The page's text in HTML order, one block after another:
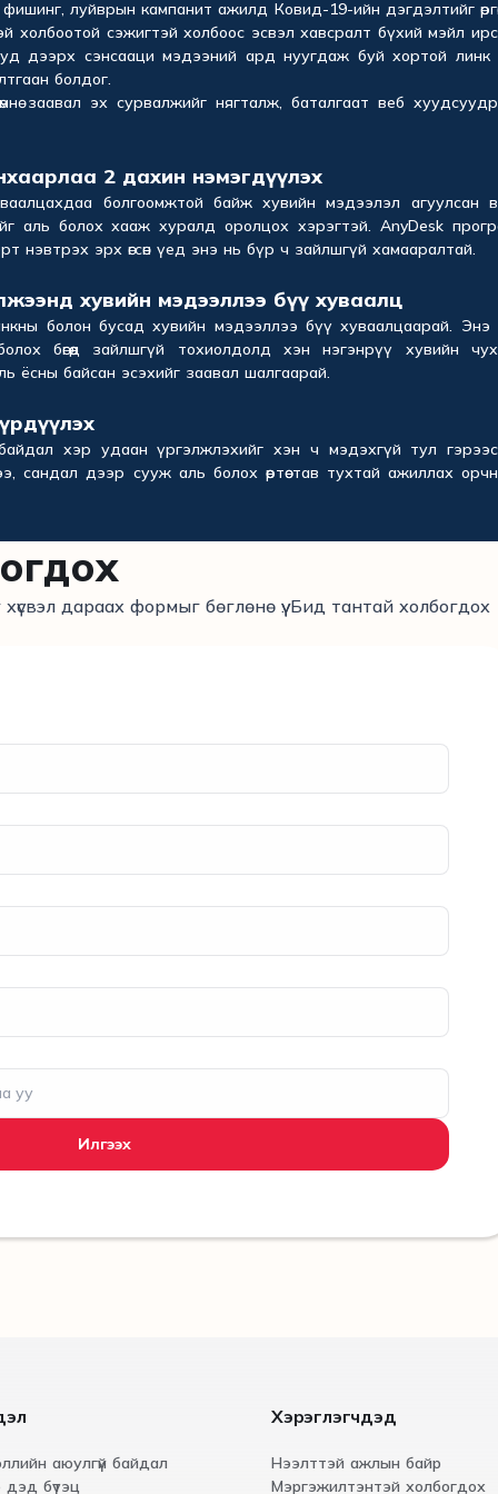
луйврын кампанит ажилд Ковид-19-ийн дэгдэлтийг
холбоотой сэжигтэй холбоос эсвэл хавсралт бүхий мэйл
дээрх сэнсааци мэдээний ард нуугдаж буй хортой линк
болдог.
заавал эх сурвалжийг нягталж, баталгаат веб
2 дахин нэмэгдүүлэх
болгоомжтой байж хувийн мэдээлэл агуулсан
аль болох хааж хуралд оролцох хэрэгтэй. AnyDesk
нэвтрэх эрх өгсөн үед энэ нь бүр ч зайлшгүй хамааралтай.
хувийн мэдээллээ бүү хуваалц
болон бусад хувийн мэдээллээ бүү хуваалцаарай. Энэ
бөгөөд зайлшгүй тохиолдолд хэн нэгэнрүү хувийн
ёсны байсан эсэхийг заавал шалгаарай.
хэр удаан үргэлжлэхийг хэн ч мэдэхгүй тул
дээр сууж аль болох өөртөө тав тухтай ажиллах
хүсвэл дараах формыг бөглөнө үү. Бид тантай холбогдох
Илгээх
аюулгүй байдал
дэд бүтэц
Хэрэглэгчдэд
Нээлттэй ажлын байр
Мэргэжилтэнтэй холбогдох